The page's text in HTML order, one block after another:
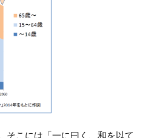
そこには「一に曰く、和を以て